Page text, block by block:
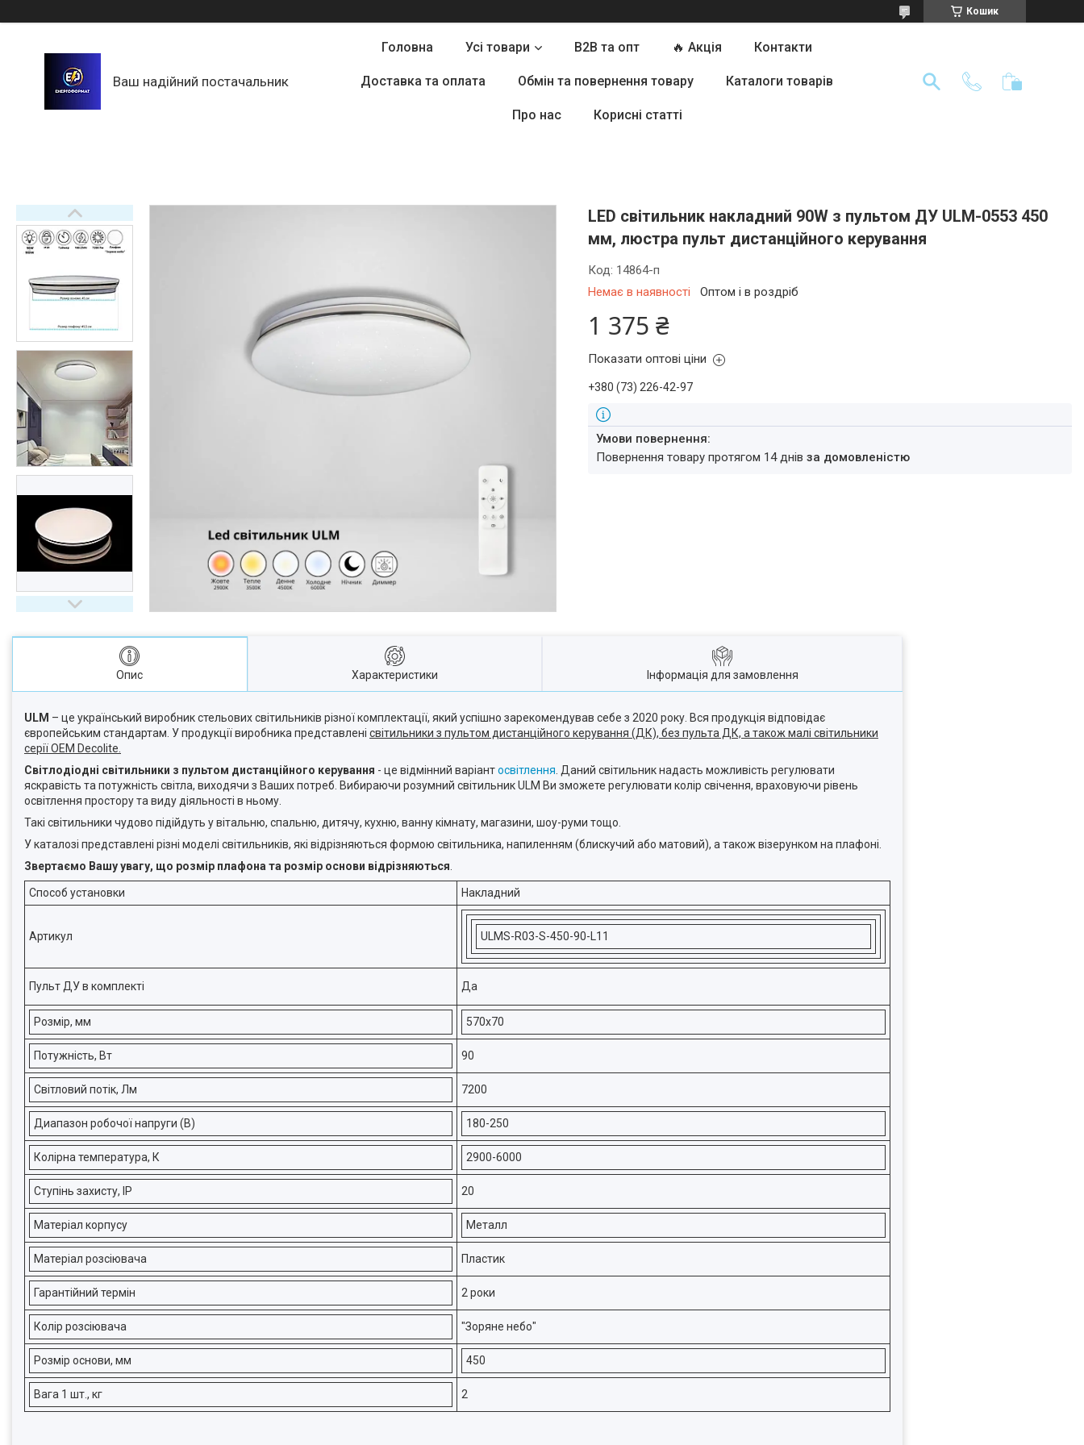
Кошик
Ваш надійний постачальник
Головна Усі товари B2B та опт 🔥 Акція Контакти
Доставка та оплата Обмін та повернення товару Каталоги товарів
Про нас Корисні статті
LED світильник накладний 90W з пультом ДУ ULM-0553 450
мм, люстра пульт дистанційного керування
Немає в наявності Оптом і в роздріб
Код: 14864-п
1 375 ₴
Показати оптові ціни
+380 (73) 226-42-97
повернення товару протягом 14 днівза домовленістю
Опис Характеристики Інформація для замовлення
ULM – це український виробник стельових світильників різної комплектації, який успішно зарекомендував себе з 2020 року. Вся продукція відповідає
європейським стандартам. У продукції виробника представлені світильники з пультом дистанційного керування (ДК), без пульта ДК, а також малі світильники
серії OEM Decolite.
Світлодіодні світильники з пультом дистанційного керування - це відмінний варіантосвітлення . Даний світильник надасть можливість регулювати
яскравість та потужність світла, виходячи з Ваших потреб. Вибираючи розумний світильник ULM Ви зможете регулювати колір свічення, враховуючи рівень
освітлення простору та виду діяльності в ньому.
Такі світильники чудово підійдуть у вітальню, спальню, дитячу, кухню, ванну кімнату, магазини, шоу-руми тощо.
У каталозі представлені різні моделі світильників, які відрізняються формою світильника, напиленням (блискучий або матовий), а також візерунком на плафоні.
Звертаємо Вашу увагу, що розмір плафона та розмір основи відрізняються
Способ установки Накладний
Артикул ULMS-R03-S-450-90-L11
Пульт ДУ в комплекті Да
Розмір, мм 570х70
Потужність, Вт 90
Світловий потік, Лм 7200
Диапазон робочої напруги (В) 180-250
Колірна температура, К 2900-6000
Ступінь захисту, ІР 20
Матеріал корпусу Металл
Матеріал розсіювача Пластик
Гарантійний термін 2 роки
Колір розсіювача "Зоряне небо"
Розмір основи, мм 450
Вага 1 шт., кг 2